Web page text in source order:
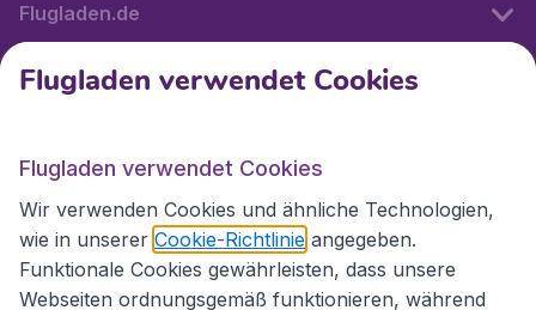
Flugladen.de
Internationale Webseiten
Folgen Sie uns:
Flugladen verwendet Cookies
Flugladen verwendet Cookies
Wir verwenden Cookies und ähnliche Technologien,
wie in unserer Cookie-Richtlinie angegeben.
Funktionale Cookies gewährleisten, dass unsere
Webseiten ordnungsgemäß funktionieren, während